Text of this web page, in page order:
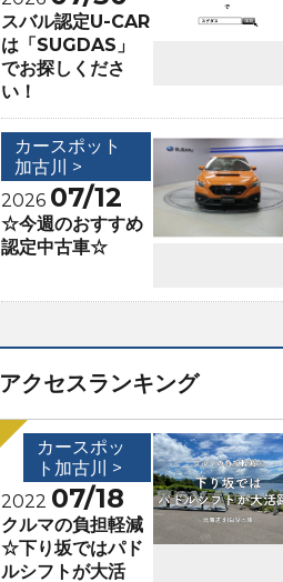
スバル認定U-CAR
は「SUGDAS」
でお探しくださ
い！
カースポット
加古川 >
2026 07/12
☆今週のおすすめ
認定中古車☆
アクセスランキング
カースポッ
ト加古川 >
2022 07/18
クルマの負担軽減
☆下り坂ではパド
ルシフトが大活